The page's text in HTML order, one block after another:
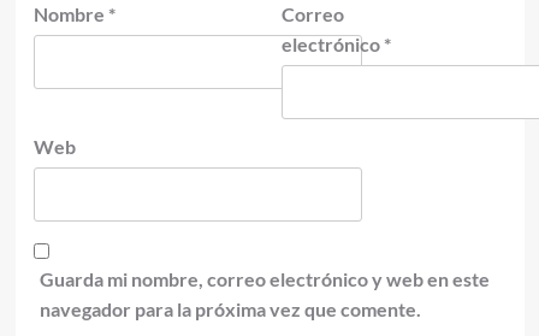
Nombre *
Correo
electrónico *
Web
Guarda mi nombre, correo electrónico y web en este
navegador para la próxima vez que comente.